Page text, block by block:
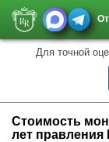
Для точной
Стоимость
лет